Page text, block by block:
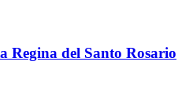
Regina del Santo Rosario